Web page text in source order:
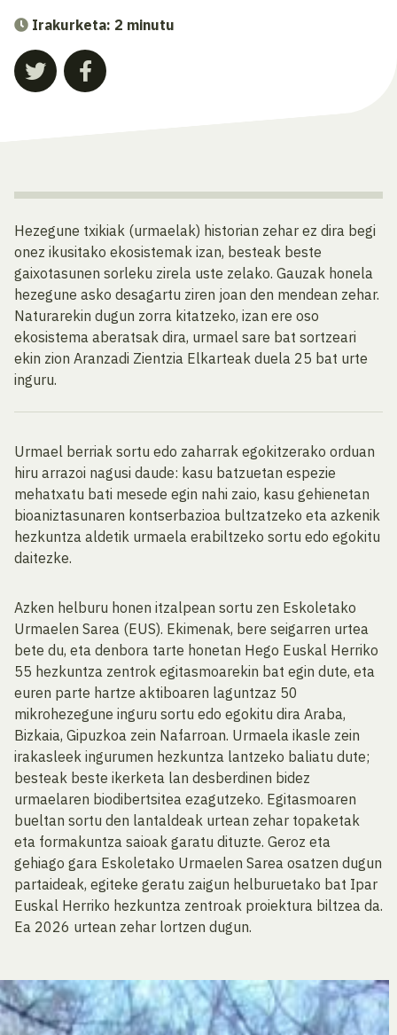
Irakurketa: 2 minutu
Hezegune txikiak (urmaelak) historian zehar ez dira begi
onez ikusitako ekosistemak izan, besteak beste
gaixotasunen sorleku zirela uste zelako. Gauzak honela
hezegune asko desagartu ziren joan den mendean zehar.
Naturarekin dugun zorra kitatzeko, izan ere oso
ekosistema aberatsak dira, urmael sare bat sortzeari
ekin zion Aranzadi Zientzia Elkarteak duela 25 bat urte
inguru.
Urmael berriak sortu edo zaharrak egokitzerako orduan
hiru arrazoi nagusi daude: kasu batzuetan espezie
mehatxatu bati mesede egin nahi zaio, kasu gehienetan
bioaniztasunaren kontserbazioa bultzatzeko eta azkenik
hezkuntza aldetik urmaela erabiltzeko sortu edo egokitu
daitezke.
Azken helburu honen itzalpean sortu zen Eskoletako
Urmaelen Sarea (EUS). Ekimenak, bere seigarren urtea
bete du, eta denbora tarte honetan Hego Euskal Herriko
55 hezkuntza zentrok egitasmoarekin bat egin dute, eta
euren parte hartze aktiboaren laguntzaz 50
mikrohezegune inguru sortu edo egokitu dira Araba,
Bizkaia, Gipuzkoa zein Nafarroan. Urmaela ikasle zein
irakasleek ingurumen hezkuntza lantzeko baliatu dute;
besteak beste ikerketa lan desberdinen bidez
urmaelaren biodibertsitea ezagutzeko. Egitasmoaren
bueltan sortu den lantaldeak urtean zehar topaketak
eta formakuntza saioak garatu dituzte. Geroz eta
gehiago gara Eskoletako Urmaelen Sarea osatzen dugun
partaideak, egiteke geratu zaigun helburuetako bat Ipar
Euskal Herriko hezkuntza zentroak proiektura biltzea da.
Ea 2026 urtean zehar lortzen dugun.